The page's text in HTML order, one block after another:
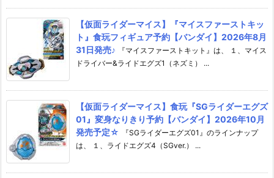
【仮面ライダーマイス】『マイスファーストキッ
ト』食玩フィギュア予約【バンダイ】2026年8月
31日発売♪
『マイスファーストキット』は、 １、マイス
ドライバー&ライドエグズ1（ネズミ） ...
【仮面ライダーマイス】食玩『SGライダーエグズ
01』変身なりきり予約【バンダイ】2026年10月
発売予定☆
『SGライダーエグズ01』のラインナップ
は、 １、ライドエグズ4（SGver.） ...